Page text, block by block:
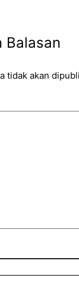
Balasan
tidak akan